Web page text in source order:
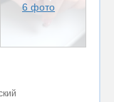
6 фото